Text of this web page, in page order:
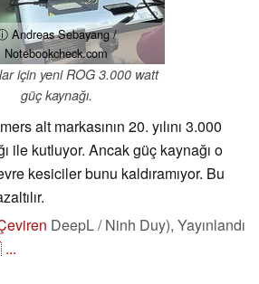
Andreas Sebayang /
Notebookcheck.com
için yeni ROG 3.000 watt
güç kaynağı.
alt markasının 20. yılını 3.000
ile kutluyor. Ancak güç kaynağı o
kesiciler bunu kaldıramıyor. Bu
DeepL / Ninh Duy), Yayınlandı
...